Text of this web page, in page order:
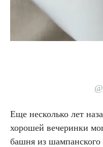
Еще несколько лет
хорошей вечеринки
башня из шампанского